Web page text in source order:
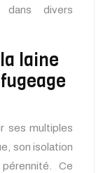
dans divers
laine
ses multiples
son isolation
Ce